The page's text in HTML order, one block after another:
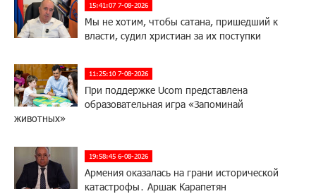
15:41:07 7-08-2026
Мы не хотим, чтобы сатана, пришедший к
власти, судил христиан за их поступки
11:25:10 7-08-2026
При поддержке Ucom представлена
образовательная игра «Запоминай
животных»
19:58:45 6-08-2026
Армения оказалась на грани исторической
катастрофы․ Аршак Карапетян